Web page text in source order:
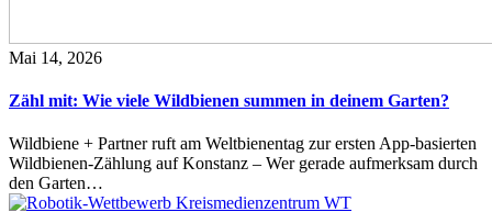
Mai 14, 2026
Zähl mit: Wie viele Wildbienen summen in deinem Garten?
Wildbiene + Partner ruft am Weltbienentag zur ersten App-basierten
Wildbienen-Zählung auf Konstanz – Wer gerade aufmerksam durch
den Garten…